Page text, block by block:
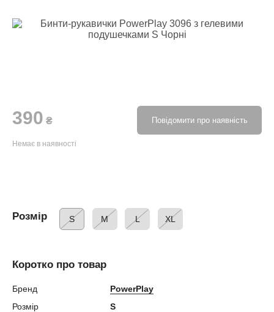
390 ₴
Немає в наявності
Повідомити про наявність
Розмір S M L XL
Коротко про товар
Бренд
PowerPlay
Розмір
S